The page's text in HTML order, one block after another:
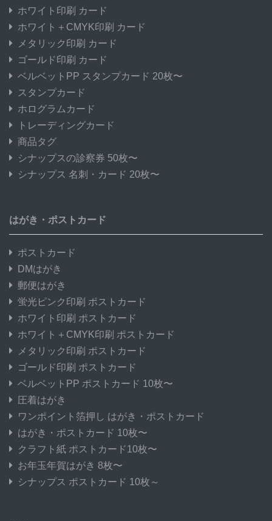
ホワイト印刷 カード
ホワイト＋CMYK印刷 カード
メタリック印刷 カード
ゴールド印刷 カード
ベルベットPP スタンプカード 20枚〜
スタンプカード
ホログラムカード
トレーディングカード
商品タグ
シナップスの診察券 50枚〜
シナップス 名刺・カード 20枚〜
はがき・ポストカード
ポストカード
DMはがき
郵便はがき
蛍光ピンク印刷 ポストカード
ホワイト印刷 ポストカード
ホワイト＋CMYK印刷 ポストカード
メタリック印刷 ポストカード
ゴールド印刷 ポストカード
ベルベットPP ポストカード 10枚〜
圧着はがき
ワンポイント箔押し はがき・ポストカード
はがき・ポストカード 10枚〜
クラフト紙 ポストカード10枚〜
お年玉年賀はがき 8枚〜
シナップス ポストカード 10枚～